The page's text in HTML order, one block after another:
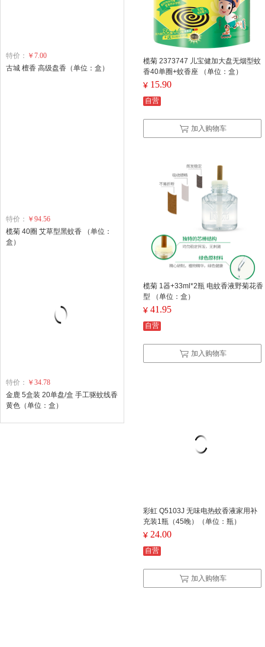
榄菊 2373747 儿宝健加大盘无烟型蚊
香40单圈+蚊香座 （单位：盒）
¥ 15.90
自营
加入购物车
榄菊 1器+33ml*2瓶 电蚊香液野菊花香
型 （单位：盒）
¥ 41.95
自营
加入购物车
彩虹 Q5103J 无味电热蚊香液家用补
充装1瓶（45晚）（单位：瓶）
¥ 24.00
自营
加入购物车
特价： ￥7.00
古城 檀香 高级盘香（单位：盒）
特价： ￥94.56
榄菊 40圈 艾草型黑蚊香 （单位：
盒）
特价： ￥34.78
金鹿 5盒装 20单盘/盒 手工驱蚊线香
黄色（单位：盒）